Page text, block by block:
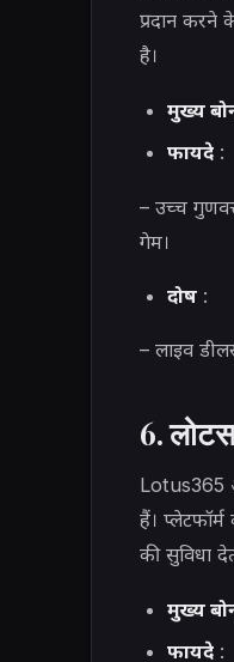
प्रदान करने
है।
मुख्य
फायदे:
– उच्च
गेम।
दोष:
– लाइव
6.
Lotus365
हैं।
की सुविधा
मुख्य
फायदे: